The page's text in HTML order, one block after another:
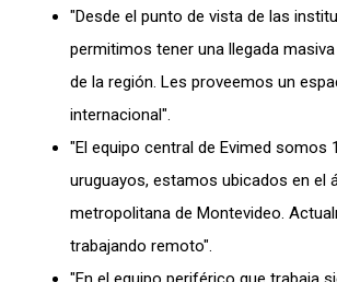
"Desde el punto de vista de las
permitimos tener una llegada
de la región. Les proveemos un
internacional".
"El equipo central de Evimed somos
uruguayos, estamos ubicados en el
metropolitana de Montevideo.
trabajando remoto".